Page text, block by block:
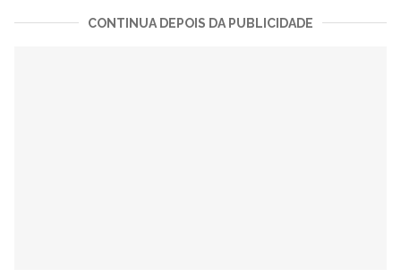
CONTINUA DEPOIS DA PUBLICIDADE